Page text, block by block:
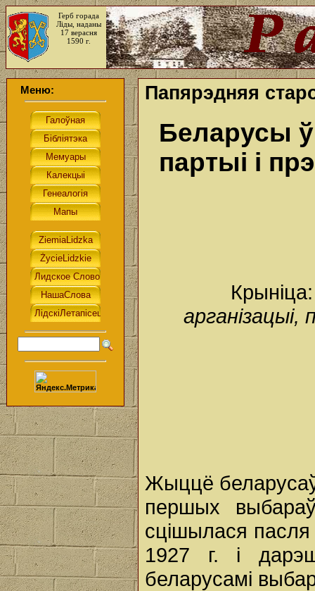
Герб горада
Ліды, наданы
17 верасня
1590 г.
Меню: Папярэдняя
Беларусы ў
партыі і
Жыццё
першых
сцішылася
1927 г. і
беларусамі